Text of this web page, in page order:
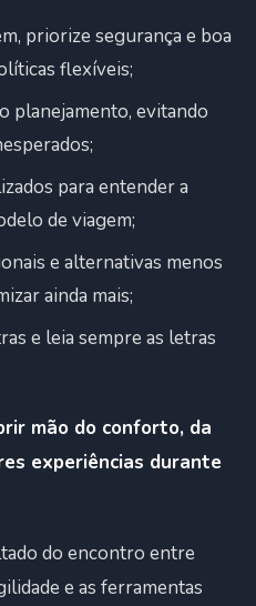
priorize segurança e boa
flexíveis;
planejamento, evitando
para entender a
de viagem;
e alternativas menos
ainda mais;
e leia sempre as letras
mão do conforto, da
experiências durante
do encontro entre
e as ferramentas